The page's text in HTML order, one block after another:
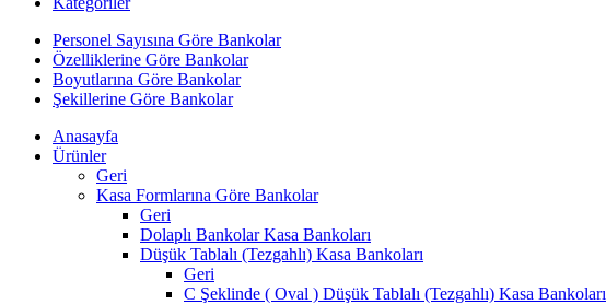
Personel Sayısına Göre Bankolar
Özelliklerine Göre Bankolar
Boyutlarına Göre Bankolar
Şekillerine Göre Bankolar
Anasayfa
Ürünler
Geri
Kasa Formlarına Göre Bankolar
Geri
Dolaplı Bankolar Kasa Bankoları
Düşük Tablalı (Tezgahlı) Kasa Bankoları
Geri
C Şeklinde ( Oval ) Düşük Tablalı (Tezgahlı) Kasa Bankoları